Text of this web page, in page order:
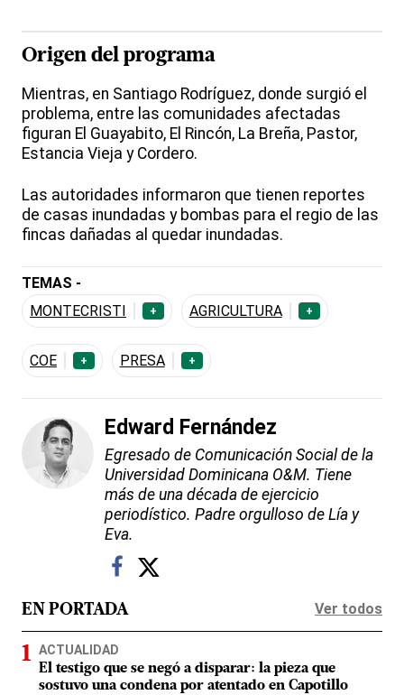
Origen del programa
Mientras, en Santiago Rodríguez, donde surgió el
problema, entre las comunidades afectadas
figuran El Guayabito, El Rincón, La Breña, Pastor,
Estancia Vieja y Cordero.
Las autoridades informaron que tienen reportes
de casas inundadas y bombas para el regio de las
fincas dañadas al quedar inundadas.
TEMAS -
MONTECRISTI
+ AGRICULTURA +
COE + PRESA +
Edward Fernández
Egresado de Comunicación Social de la
Universidad Dominicana O&M. Tiene
más de una década de ejercicio
periodístico. Padre orgulloso de Lía y
Eva.
EN PORTADA Ver todos
ACTUALIDAD
El testigo que se negó a disparar: la pieza que
sostuvo una condena por atentado en Capotillo